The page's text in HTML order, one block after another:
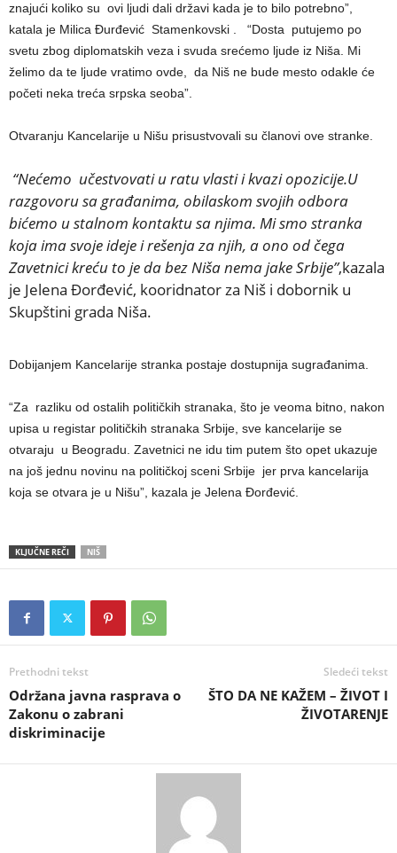
znajući koliko su ovi ljudi dali državi kada je to bilo potrebno”,
katala je Milica Đurđević Stamenkovski . “Dosta putujemo po
svetu zbog diplomatskih veza i svuda srećemo ljude iz Niša. Mi
želimo da te ljude vratimo ovde, da Niš ne bude mesto odakle će
početi neka treća srpska seoba”.
Otvaranju Kancelarije u Nišu prisustvovali su članovi ove stranke.
“Nećemo učestvovati u ratu vlasti i kvazi opozicije.U
razgovoru sa građanima, obilaskom svojih odbora
bićemo u stalnom kontaktu sa njima. Mi smo stranka
koja ima svoje ideje i rešenja za njih, a ono od čega
Zavetnici kreću to je da bez Niša nema jake Srbije”,kazala
je Jelena Đorđević, kooridnator za Niš i dobornik u
Skupštini grada Niša.
Dobijanjem Kancelarije stranka postaje dostupnija sugrađanima.
“Za razliku od ostalih političkih stranaka, što je veoma bitno, nakon
upisa u registar političkih stranaka Srbije, sve kancelarije se
otvaraju u Beogradu. Zavetnici ne idu tim putem što opet ukazuje
na još jednu novinu na političkoj sceni Srbije jer prva kancelarija
koja se otvara je u Nišu”, kazala je Jelena Đorđević.
KLJUČNE REČI NIŠ
Prethodni tekst
Održana javna rasprava o
Zakonu o zabrani
diskriminacije
Sledeći tekst
ŠTO DA NE KAŽEM – ŽIVOT I
ŽIVOTARENJE